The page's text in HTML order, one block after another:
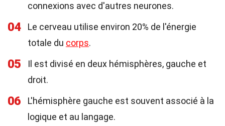
connexions avec d'autres neurones.
04
Le cerveau utilise environ 20% de l'énergie
totale du corps.
05
Il est divisé en deux hémisphères, gauche et
droit.
06
L'hémisphère gauche est souvent associé à la
logique et au langage.